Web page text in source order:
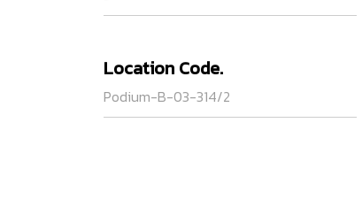
Location Code.
Podium-B-03-314/2